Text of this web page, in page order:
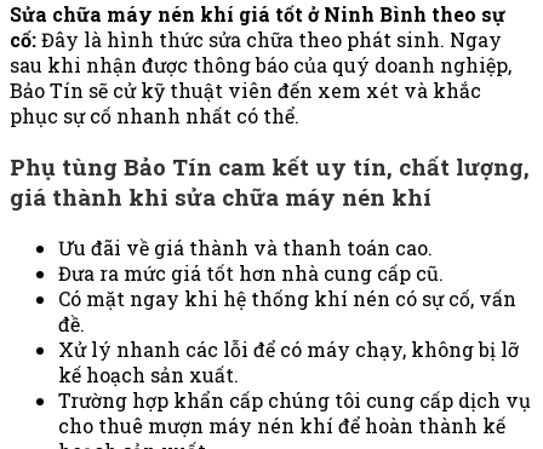
Sửa chữa máy nén khí giá tốt ở Ninh Bình theo sự
cố:Đây là hình thức sửa chữa theo phát sinh. Ngay
sau khi nhận được thông báo của quý doanh nghiệp,
Bảo Tín sẽ cử kỹ thuật viên đến xem xét và khắc
phục sự cố nhanh nhất có thể.
Phụ tùng Bảo Tín cam kết uy tín, chất lượng,
giá thành khi sửa chữa máy nén khí
Ưu đãi về giá thành và thanh toán cao.
Đưa ra mức giá tốt hơn nhà cung cấp cũ.
Có mặt ngay khi hệ thống khí nén có sự cố, vấn
đề.
Xử lý nhanh các lỗi để có máy chạy, không bị lỡ
kế hoạch sản xuất.
Trường hợp khẩn cấp chúng tôi cung cấp dịch vụ
cho thuê mượn máy nén khí để hoàn thành kế